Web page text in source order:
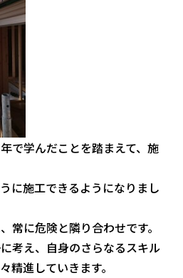
で学んだことを踏まえて、施
に施工できるようになりまし
常に危険と隣り合わせです。
考え、自身のさらなるスキル
精進していきます。